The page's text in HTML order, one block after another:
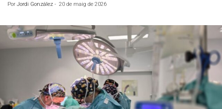
Por Jordi González - 20 de maig de 2026